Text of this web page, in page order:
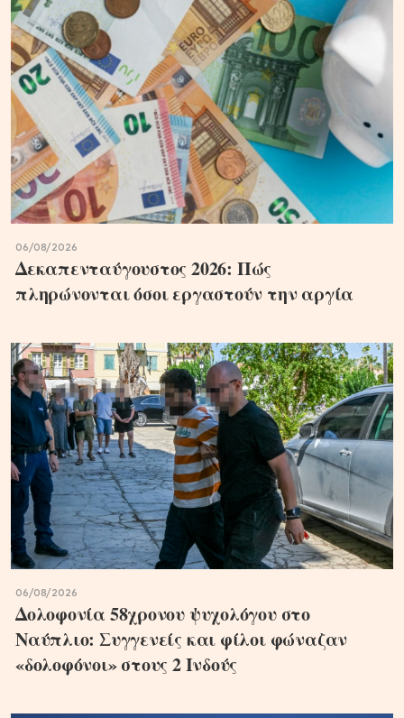
06/08/2026
Δεκαπενταύγουστος 2026: Πώς
πληρώνονται όσοι εργαστούν την αργία
06/08/2026
Δολοφονία 58χρονου ψυχολόγου στο
Ναύπλιο: Συγγενείς και φίλοι φώναζαν
«δολοφόνοι» στους 2 Ινδούς